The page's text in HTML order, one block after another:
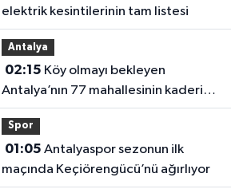
elektrik kesintilerinin tam listesi
Antalya
02:15
Antalya’nın 77 mahallesinin kaderi
belli oldu
Spor
01:05
maçında Keçiörengücü’nü ağırlıyor